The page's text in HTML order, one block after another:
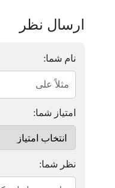
ارسال نظر
نام شما:
امتیاز شما:
نظر شما: